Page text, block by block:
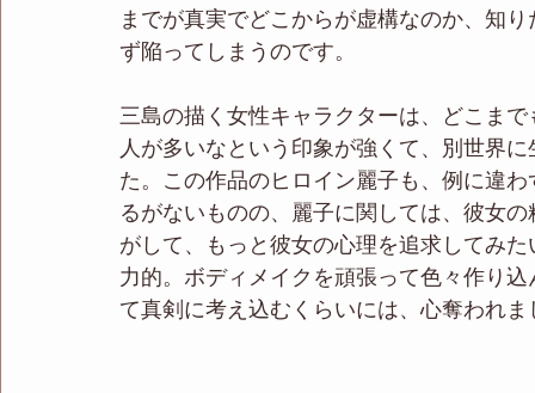
までが真実でどこからが虚構なのか、知
ず陥ってしまうのです。
三島の描く女性キャラクターは、どこま
人が多いなという印象が強くて、別世界
た。この作品のヒロイン麗子も、例に違
るがないものの、麗子に関しては、彼女
がして、もっと彼女の心理を追求してみ
力的。ボディメイクを頑張って色々作り
て真剣に考え込むくらいには、心奪われま